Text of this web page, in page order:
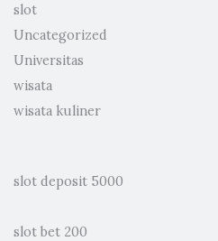
slot
Uncategorized
Universitas
wisata
wisata kuliner
slot deposit 5000
slot bet 200